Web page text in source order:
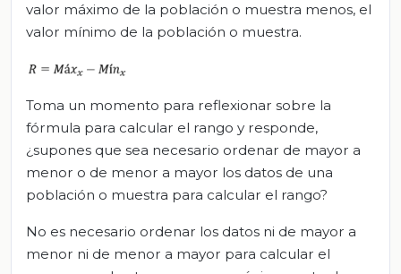
valor máximo de la población o muestra menos, el
valor mínimo de la población o muestra.
Toma un momento para reflexionar sobre la
fórmula para calcular el rango y responde,
¿supones que sea necesario ordenar de mayor a
menor o de menor a mayor los datos de una
población o muestra para calcular el rango?
No es necesario ordenar los datos ni de mayor a
menor ni de menor a mayor para calcular el